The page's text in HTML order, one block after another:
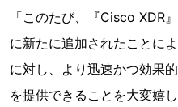
「このたび、『Cisco XDR
に新たに追加されたことに
に対し、より迅速かつ効果
を提供できることを大変嬉